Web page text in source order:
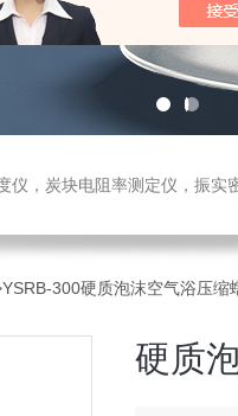
面积测试仪，真密度仪，炭块热膨胀仪，炭块透气
300硬质泡沫空气浴压缩
硬质